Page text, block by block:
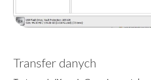
Transfer danych